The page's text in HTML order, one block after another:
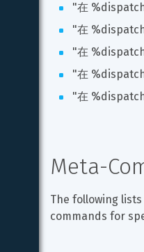
"在
"在
"在
"在
"在
Meta-
The following
commands for